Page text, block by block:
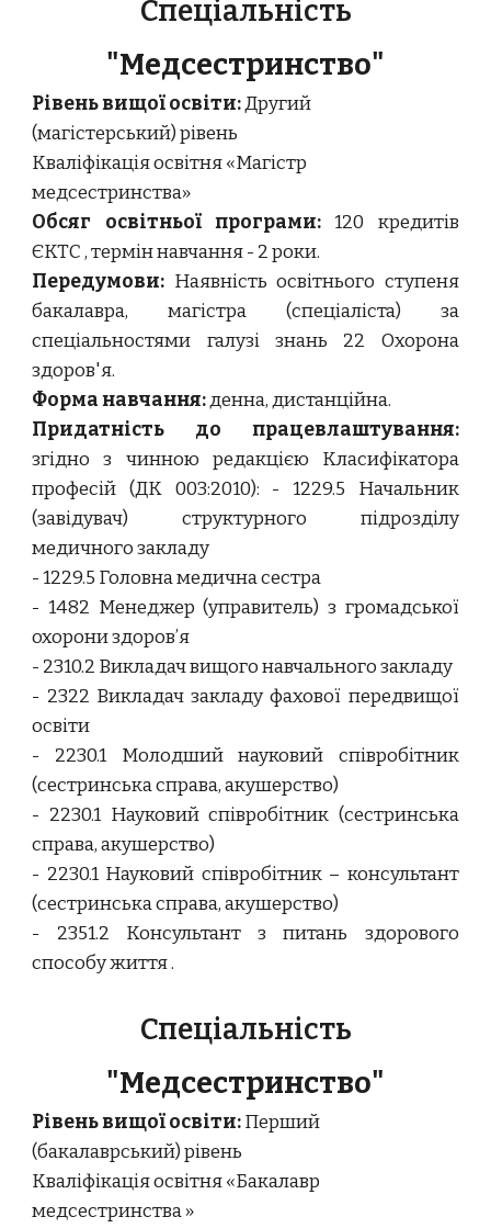
Спеціальність
"Медсестринство"
Рівень вищої освіти:Другий
(магістерський) рівень
Кваліфікація освітня «Магістр
медсестринства»
Обсяг освітньої програми: 120 кредитів
ЄКТС, термін навчання - 2 роки.
Передумови: Наявність освітнього ступеня
бакалавра, магістра (спеціаліста) за
спеціальностями галузі знань 22 Охорона
здоров'я.
Форма навчання:денна, дистанційна.
Придатність до працевлаштування:
згідно з чинною редакцією Класифікатора
професій (ДК 003:2010): - 1229.5 Начальник
(завідувач) структурного підрозділу
медичного закладу
- 1229.5 Головна медична сестра
- 1482 Менеджер (управитель) з громадської
охорони здоров’я
- 2310.2 Викладач вищого навчального закладу
- 2322 Викладач закладу фахової передвищої
освіти
- 2230.1 Молодший науковий співробітник
(сестринська справа, акушерство)
- 2230.1 Науковий співробітник (сестринська
справа, акушерство)
- 2230.1 Науковий співробітник – консультант
(сестринська справа, акушерство)
- 2351.2 Консультант з питань здорового
способу життя.
Спеціальність
"Медсестринство"
Рівень вищої освіти:Перший
(бакалаврський) рівень
Кваліфікація освітня «Бакалавр
медсестринства»